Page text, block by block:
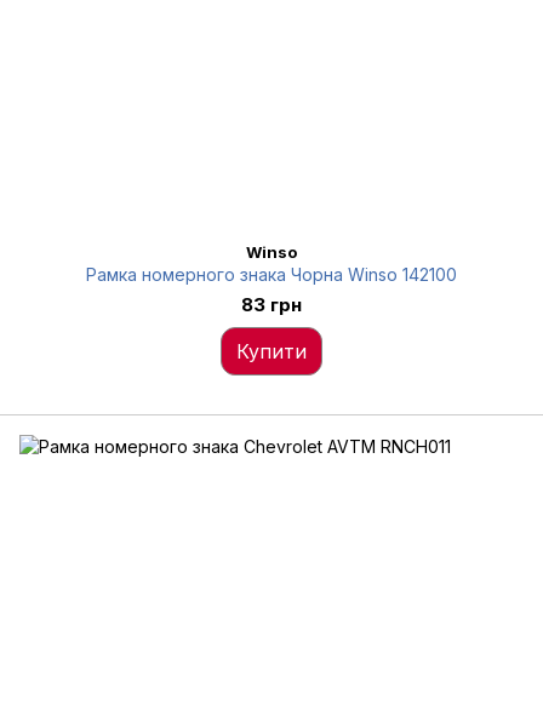
Winso
Рамка номерного знака Чорна Winso 142100
83 грн
Купити